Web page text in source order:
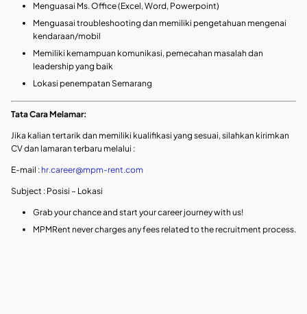
Menguasai Ms. Office (Excel, Word, Powerpoint)
Menguasai troubleshooting dan memiliki pengetahuan mengenai
kendaraan/mobil
Memiliki kemampuan komunikasi, pemecahan masalah dan
leadership yang baik
Lokasi penempatan Semarang
Tata Cara Melamar:
Jika kalian tertarik dan memiliki kualifikasi yang sesuai, silahkan kirimkan
CV dan lamaran terbaru melalui :
E-mail : hr.career@mpm-rent.com
Subject : Posisi – Lokasi
Grab your chance and start your career journey with us!
MPMRent never charges any fees related to the recruitment process.